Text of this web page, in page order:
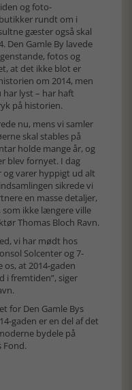
og foto-
rundt om i
gæster også skal
Den Gamle By lavede
fotos og
at det ikke blot er
om 2014, men
har lyst – har haft
på historien.
nu, mens vi samler
skal stables på
holde mange år, og
blev fornyet. I dag
og varer hyppigt ud alt
sikrede vi
en masse detaljer,
ikke længere ville
Thomas Bloch Ravn.
vi har mødt hos
Solcenter og 7-
at 2014-gaden
i fremtiden”, siger
for Den Gamle Bys
gaden er en del af det
bydele på
Fond.